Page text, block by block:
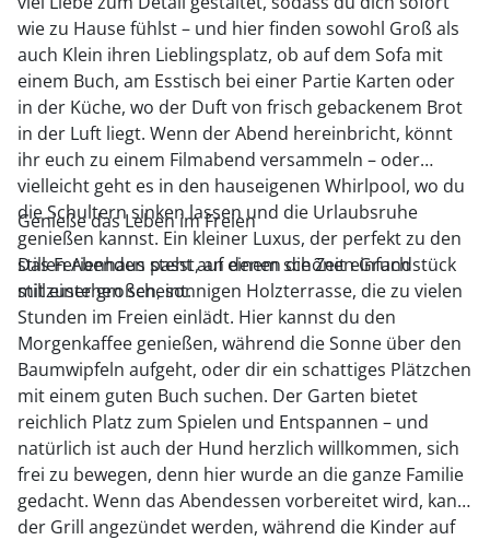
wie zu Hause fühlst – und hier finden sowohl Groß als
auch Klein ihren Lieblingsplatz, ob auf dem Sofa mit
einem Buch, am Esstisch bei einer Partie Karten oder
in der Küche, wo der Duft von frisch gebackenem Brot
in der Luft liegt. Wenn der Abend hereinbricht, könnt
ihr euch zu einem Filmabend versammeln – oder
vielleicht geht es in den hauseigenen Whirlpool, wo du
die Schultern sinken lassen und die Urlaubsruhe
genießen kannst. Ein kleiner Luxus, der perfekt zu den
stillen Abenden passt, an denen die Zeit einfach
stillzustehen scheint.
Genieße das Leben im Freien
Das Ferienhaus steht auf einem schönen Grundstück
mit einer großen, sonnigen Holzterrasse, die zu vielen
Stunden im Freien einlädt. Hier kannst du den
Morgenkaffee genießen, während die Sonne über den
Baumwipfeln aufgeht, oder dir ein schattiges Plätzchen
mit einem guten Buch suchen. Der Garten bietet
reichlich Platz zum Spielen und Entspannen – und
natürlich ist auch der Hund herzlich willkommen, sich
frei zu bewegen, denn hier wurde an die ganze Familie
gedacht. Wenn das Abendessen vorbereitet wird, kann
der Grill angezündet werden, während die Kinder auf